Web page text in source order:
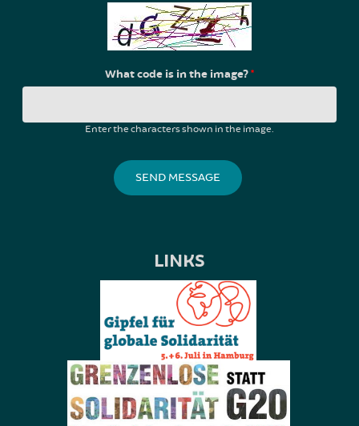
What code is in the image?*
Enter the characters shown in the image.
LINKS